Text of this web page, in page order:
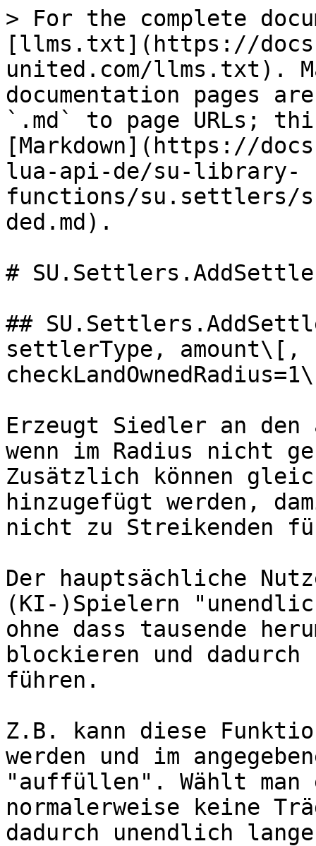
> For the complete
[llms.txt](https://
united.com/llms.txt).
documentation pages
`.md` to page URLs;
[Markdown](https://
lua-api-de/su-library-
functions/su.settlers/
ded.md).
#
##
settlerType, amount\[,
Erzeugt Siedler an den
wenn im Radius nicht
Zusätzlich können
hinzugefügt werden,
nicht zu Streikenden
Der hauptsächliche
(KI-)Spielern
ohne dass tausende
blockieren und
führen.
Z.B. kann diese
werden und im
"auffüllen". Wählt
normalerweise keine
dadurch unendlich